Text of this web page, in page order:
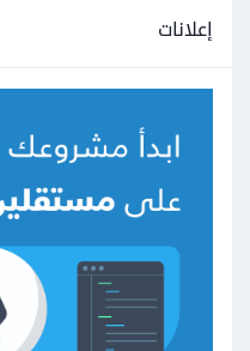
إعلانات